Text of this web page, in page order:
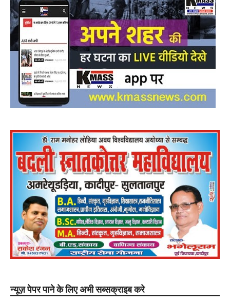
न्यूज़ पेपर पाने के लिए अभी सब्सक्राइब करे